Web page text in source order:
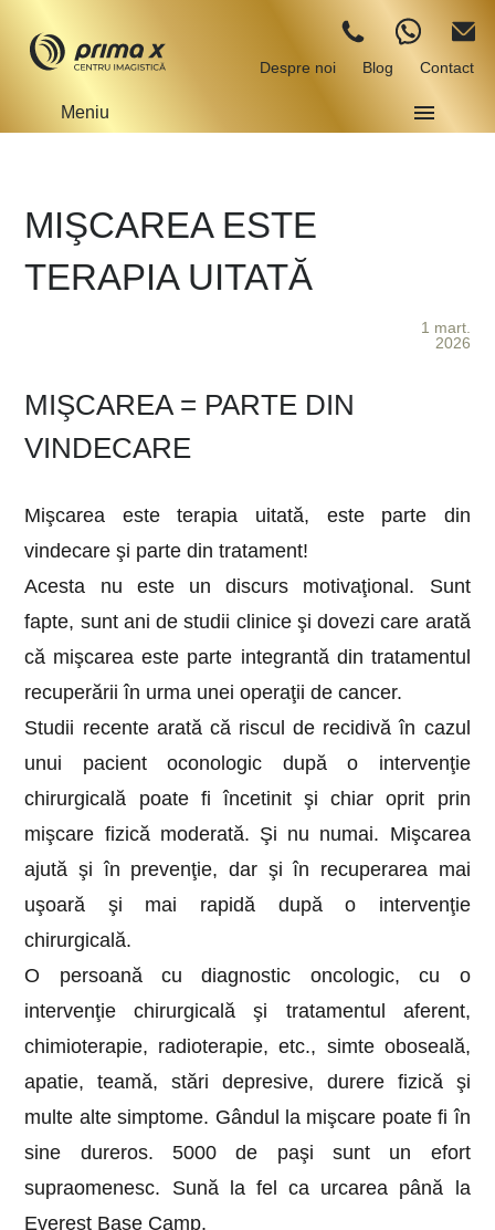
Despre noi Blog Contact
Meniu
MIŞCAREA ESTE
TERAPIA UITATĂ
1 mart.
2026
MIŞCAREA = PARTE DIN
VINDECARE
Mişcarea este terapia uitată, este parte din
vindecare şi parte din tratament!
Acesta nu este un discurs motivaţional. Sunt
fapte, sunt ani de studii clinice şi dovezi care arată
că mişcarea este parte integrantă din tratamentul
recuperării în urma unei operaţii de cancer.
Studii recente arată că riscul de recidivă în cazul
unui pacient oconologic după o intervenţie
chirurgicală poate fi încetinit şi chiar oprit prin
mişcare fizică moderată. Şi nu numai. Mişcarea
ajută şi în prevenţie, dar şi în recuperarea mai
uşoară şi mai rapidă după o intervenţie
chirurgicală.
O persoană cu diagnostic oncologic, cu o
intervenţie chirurgicală şi tratamentul aferent,
chimioterapie, radioterapie, etc., simte oboseală,
apatie, teamă, stări depresive, durere fizică şi
multe alte simptome. Gândul la mişcare poate fi în
sine dureros. 5000 de paşi sunt un efort
supraomenesc. Sună la fel ca urcarea până la
Everest Base Camp.